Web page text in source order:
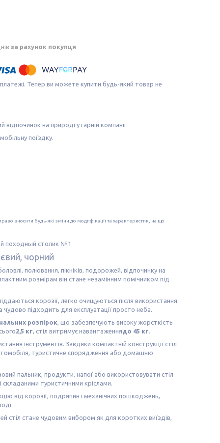
за рахунок покупця
платежі. Тепер ви можете купити будь-який товар не
на природі у гарній компанії.
поїздку.
вносити будь-які зміни до модифікації та характеристик, на що
чорний
полювання, пікніків, подорожей, відпочинку на
розмірам він стане незамінним помічником під
корозії, легко очищуються після використання
підходить для експлуатації просто неба.
розпірок , що забезпечують високу жорсткість
2,5 кг , стіл витримує навантаження до 45 кг
інструментів. Завдяки компактній конструкції стіл
туристичне спорядження або домашню
пальник, продукти, напої або використовувати стіл
туристичними кріслами.
від корозії, подряпин і механічних пошкоджень,
стіл стане чудовим вибором як для коротких виїздів,